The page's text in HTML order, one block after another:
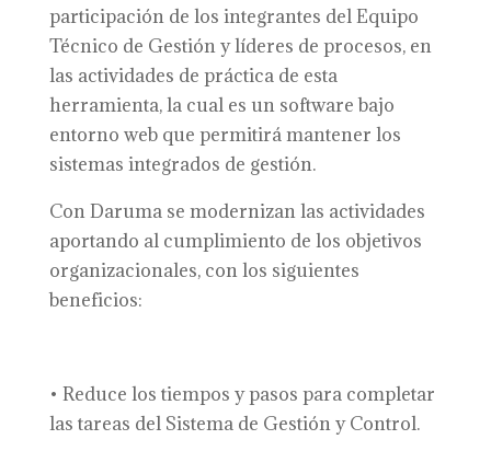
participación de los integrantes del Equipo
Técnico de Gestión y líderes de procesos, en
las actividades de práctica de esta
herramienta, la cual es un software bajo
entorno web que permitirá mantener los
sistemas integrados de gestión.
Con Daruma se modernizan las actividades
aportando al cumplimiento de los objetivos
organizacionales, con los siguientes
beneficios:
• Reduce los tiempos y pasos para completar
las tareas del Sistema de Gestión y Control.